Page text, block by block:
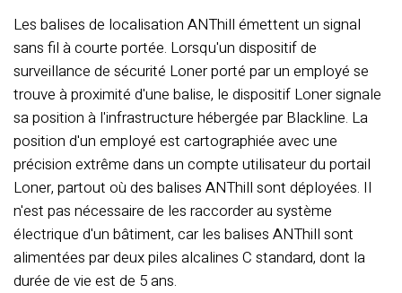
Les balises de localisation ANThill émettent un signal
sans fil à courte portée. Lorsqu'un dispositif de
surveillance de sécurité Loner porté par un employé se
trouve à proximité d'une balise, le dispositif Loner signale
sa position à l'infrastructure hébergée par Blackline. La
position d'un employé est cartographiée avec une
précision extrême dans un compte utilisateur du portail
Loner, partout où des balises ANThill sont déployées. Il
n'est pas nécessaire de les raccorder au système
électrique d'un bâtiment, car les balises ANThill sont
alimentées par deux piles alcalines C standard, dont la
durée de vie est de 5 ans.